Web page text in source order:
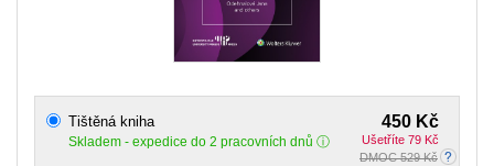
450 Kč
Ušetříte 79 Kč
DMOC 529 Kč
Tištěná kniha
Skladem - expedice do 2 pracovních dnů